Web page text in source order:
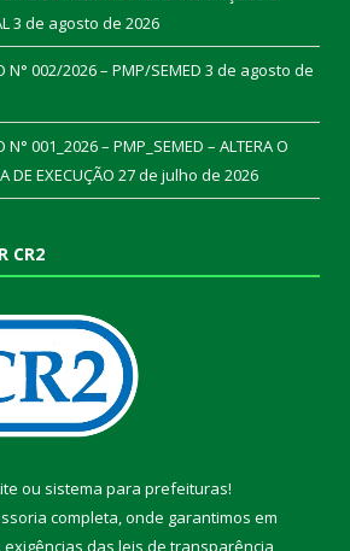
3 de agosto de 2026
N° 002/2026 – PMP/SEMED 3 de agosto de
N° 001_2026 – PMP_SEMED – ALTERA O
DE EXECUÇÃO 27 de julho de 2026
CR2
ou sistema para prefeituras!
completa, onde garantimos em
das leis de transparência